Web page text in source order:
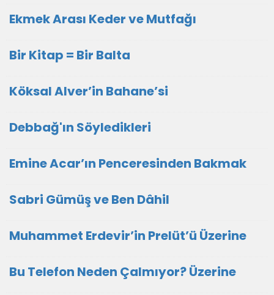
Ekmek Arası Keder ve Mutfağı
Bir Kitap = Bir Balta
Köksal Alver’in Bahane’si
Debbağ'ın Söyledikleri
Emine Acar’ın Penceresinden Bakmak
Sabri Gümüş ve Ben Dâhil
Muhammet Erdevir’in Prelüt’ü Üzerine
Bu Telefon Neden Çalmıyor? Üzerine